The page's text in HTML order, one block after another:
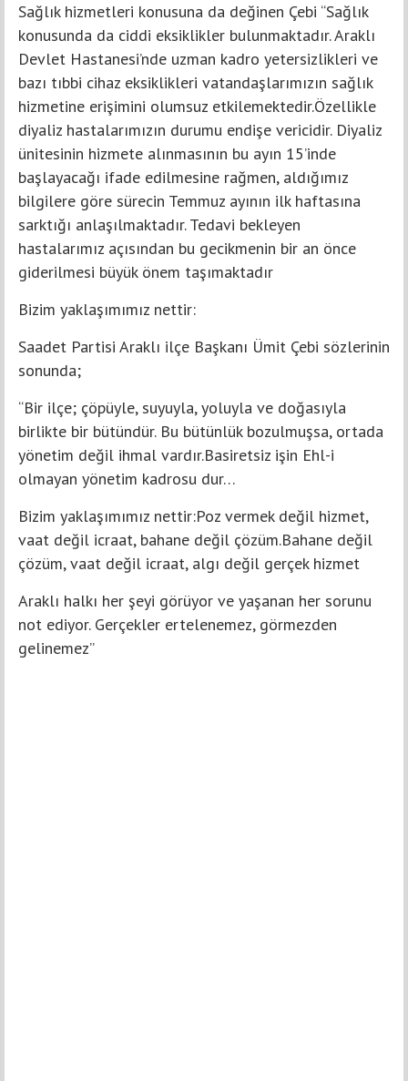
Sağlık hizmetleri konusuna da değinen Çebi “Sağlık
konusunda da ciddi eksiklikler bulunmaktadır. Araklı
Devlet Hastanesi’nde uzman kadro yetersizlikleri ve
bazı tıbbi cihaz eksiklikleri vatandaşlarımızın sağlık
hizmetine erişimini olumsuz etkilemektedir.Özellikle
diyaliz hastalarımızın durumu endişe vericidir. Diyaliz
ünitesinin hizmete alınmasının bu ayın 15’inde
başlayacağı ifade edilmesine rağmen, aldığımız
bilgilere göre sürecin Temmuz ayının ilk haftasına
sarktığı anlaşılmaktadır. Tedavi bekleyen
hastalarımız açısından bu gecikmenin bir an önce
giderilmesi büyük önem taşımaktadır
Bizim yaklaşımımız nettir:
Saadet Partisi Araklı ilçe Başkanı Ümit Çebi sözlerinin
sonunda;
“Bir ilçe; çöpüyle, suyuyla, yoluyla ve doğasıyla
birlikte bir bütündür. Bu bütünlük bozulmuşsa, ortada
yönetim değil ihmal vardır.Basiretsiz işin Ehl-i
olmayan yönetim kadrosu dur…
Bizim yaklaşımımız nettir:Poz vermek değil hizmet,
vaat değil icraat, bahane değil çözüm.Bahane değil
çözüm, vaat değil icraat, algı değil gerçek hizmet
Araklı halkı her şeyi görüyor ve yaşanan her sorunu
not ediyor. Gerçekler ertelenemez, görmezden
gelinemez”